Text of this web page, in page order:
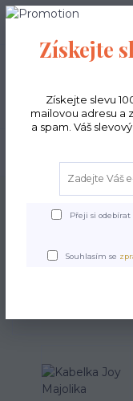
Kabelky
Získejte
Získejte slevu
mailovou adresu a
a spam. Váš
Přeji si
Souhlasím se